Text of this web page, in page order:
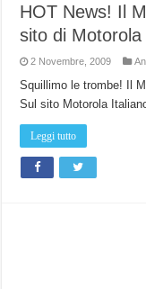
HOT News! Il
sito di
2 Novembre, 2009
Squillimo le trombe! Il
Sul sito Motorola
Leggi tutto